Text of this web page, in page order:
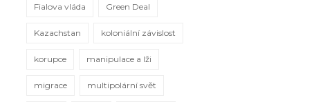
Fialova vláda Green Deal
Kazachstan koloniální závislost
korupce manipulace a lži
migrace multipolární svět